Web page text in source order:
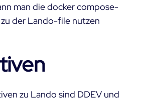
man die docker compose-
der Lando-file nutzen
zu Lando sind DDEV und